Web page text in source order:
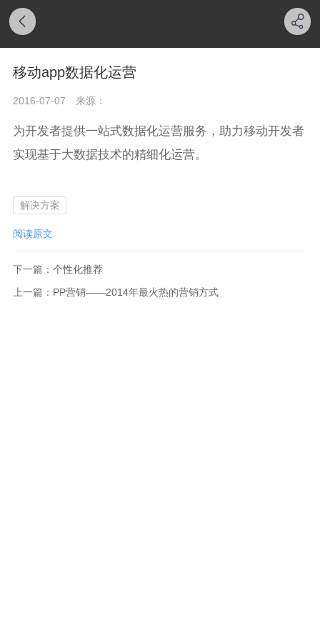
移动app数据化运营
2016-07-07 来源：
为开发者提供一站式数据化运营服务，助力移动开发者
实现基于大数据技术的精细化运营。
解决方案
阅读原文
下一篇：个性化推荐
上一篇： PP营销——2014年最火热的营销方式